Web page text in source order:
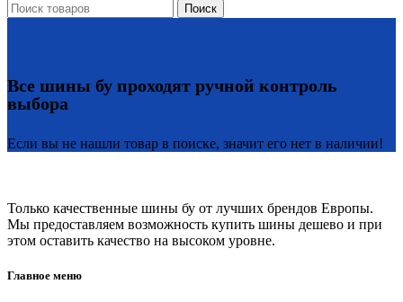
Поиск
Все шины бу проходят ручной контроль
выбора
Если вы не нашли товар в поиске, значит его нет в наличии!
Только качественные шины бу от лучших брендов Европы.
Мы предоставляем возможность купить шины дешево и при
этом оставить качество на высоком уровне.
Главное меню